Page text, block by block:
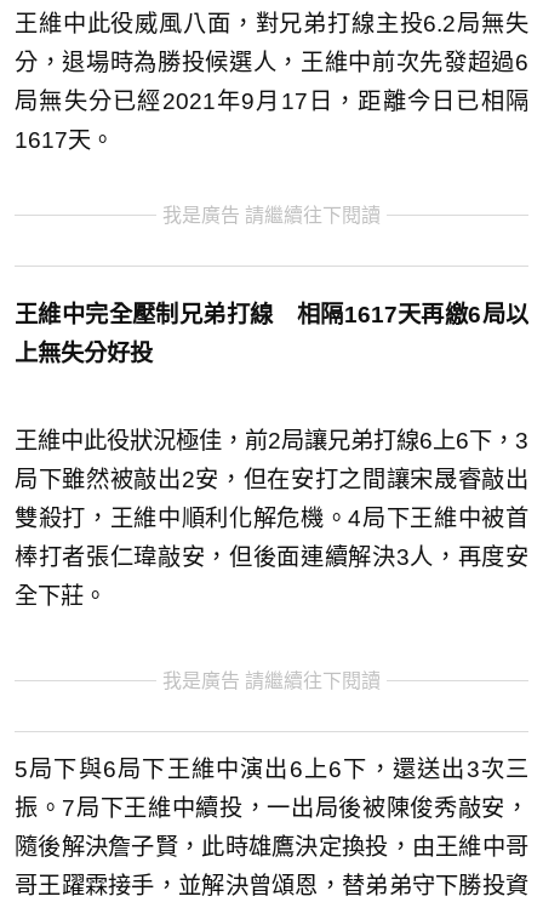
王維中此役威風八面，對兄弟打線主投6.2局無失
分，退場時為勝投候選人，王維中前次先發超過6
局無失分已經2021年9月17日，距離今日已相隔
1617天。
我是廣告 請繼續往下閱讀
王維中完全壓制兄弟打線 相隔1617天再繳6局以
上無失分好投
王維中此役狀況極佳，前2局讓兄弟打線6上6下，3
局下雖然被敲出2安，但在安打之間讓宋晟睿敲出
雙殺打，王維中順利化解危機。4局下王維中被首
棒打者張仁瑋敲安，但後面連續解決3人，再度安
全下莊。
我是廣告 請繼續往下閱讀
5局下與6局下王維中演出6上6下，還送出3次三
振。7局下王維中續投，一出局後被陳俊秀敲安，
隨後解決詹子賢，此時雄鷹決定換投，由王維中哥
哥王躍霖接手，並解決曾頌恩，替弟弟守下勝投資